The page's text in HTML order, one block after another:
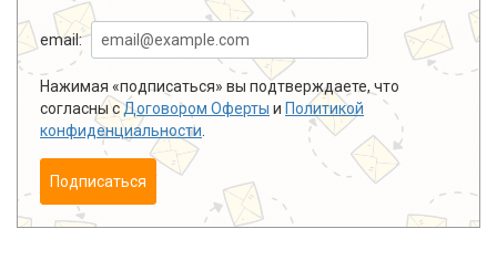
email:
Нажимая «подписаться» вы подтверждаете, что
согласны сДоговором Оферты и Политикой
конфиденциальности
Подписаться